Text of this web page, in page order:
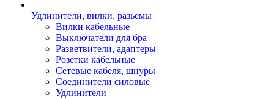
Удлинители, вилки, разьемы
Вилки кабельные
Выключатели для бра
Разветвители, адаптеры
Розетки кабельные
Сетевые кабеля, шнуры
Соединители силовые
Удлинители